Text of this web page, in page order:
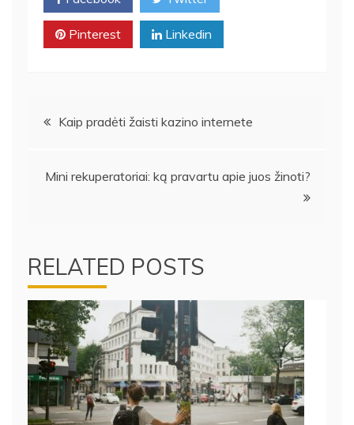
Pinterest Linkedin
Navigacija
Kaip pradėti žaisti kazino internete
Mini rekuperatoriai: ką pravartu apie juos žinoti?
RELATED POSTS